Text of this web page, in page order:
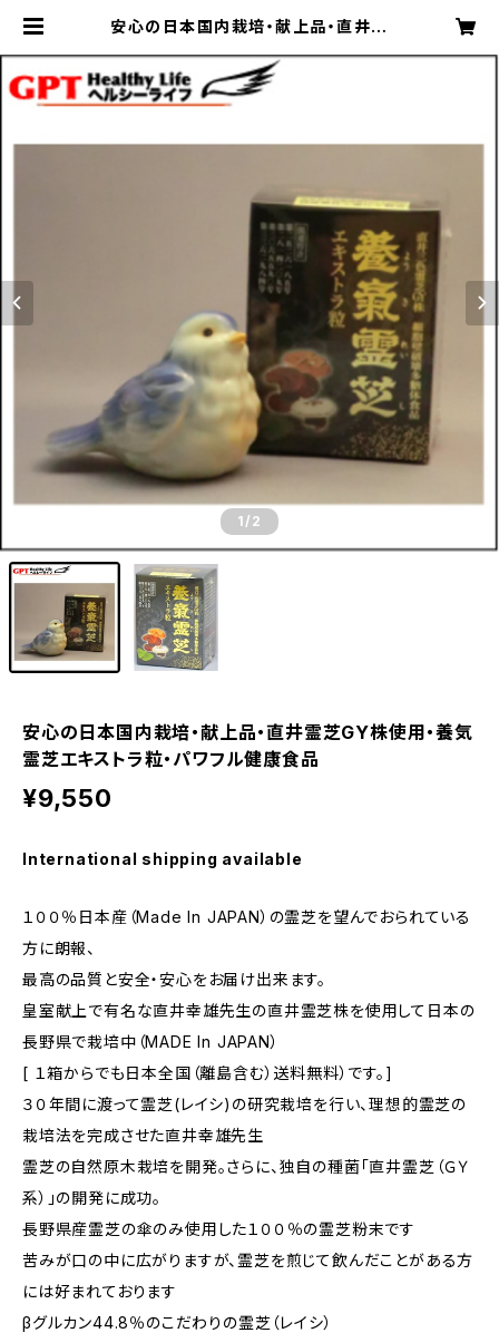
安心の日本国内栽培・献上品・直井霊
パワフル健康食品 | gpt
1 /2
安心の日本国内栽培・献上品・直井霊芝GY株使用・養気
霊芝エキストラ粒・パワフル健康食品
¥9,550
International shipping available
１００％日本産（Made In JAPAN）の霊芝を望んでおられている
方に朗報、
最高の品質と安全・安心をお届け出来ます。
皇室献上で有名な直井幸雄先生の直井霊芝株を使用して日本の
長野県で栽培中（MADE In JAPAN）
[ １箱からでも日本全国（離島含む）送料無料）です。]
３０年間に渡って霊芝(レイシ)の研究栽培を行い、理想的霊芝の
栽培法を完成させた直井幸雄先生
霊芝の自然原木栽培を開発。さらに、独自の種菌「直井霊芝（ＧＹ
系）」の開発に成功。
長野県産霊芝の傘のみ使用した１００％の霊芝粉末です
苦みが口の中に広がりますが、霊芝を煎じて飲んだことがある方
には好まれております
βグルカン44.8％のこだわりの霊芝（レイシ）